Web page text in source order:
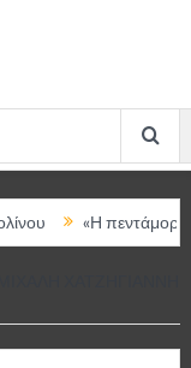
«Η πεντάμορφη και